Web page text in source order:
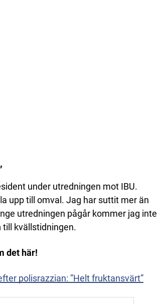
under utredningen mot IBU.
upp till omval. Jag har suttit mer än
utredningen pågår kommer jag inte
till kvällstidningen.
det här!
polisrazzian: ”Helt fruktansvärt”